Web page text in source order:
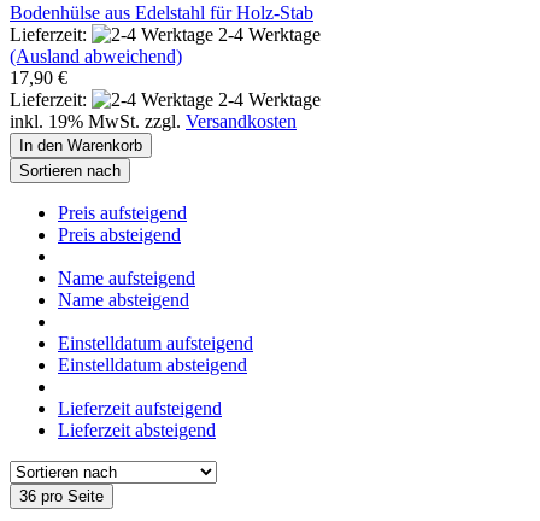
Bodenhülse aus Edelstahl für Holz-Stab
Lieferzeit:
2-4 Werktage
(Ausland abweichend)
17,90 €
Lieferzeit:
2-4 Werktage
inkl. 19% MwSt. zzgl. Versandkosten
In den Warenkorb
Sortieren nach
Preis aufsteigend
Preis absteigend
Name aufsteigend
Name absteigend
Einstelldatum aufsteigend
Einstelldatum absteigend
Lieferzeit aufsteigend
Lieferzeit absteigend
36 pro Seite